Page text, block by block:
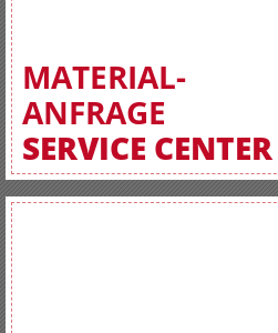
MATERIAL-
ANFRAGE
SERVICE CENTER